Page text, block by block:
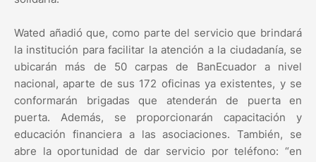
Wated añadió que, como parte del servicio que brindará
la institución para facilitar la atención a la ciudadanía, se
ubicarán más de 50 carpas de BanEcuador a nivel
nacional, aparte de sus 172 oficinas ya existentes, y se
conformarán brigadas que atenderán de puerta en
puerta. Además, se proporcionarán capacitación y
educación financiera a las asociaciones. También, se
abre la oportunidad de dar servicio por teléfono: “en